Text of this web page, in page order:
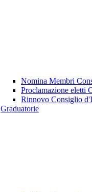
Nomina Membri
Proclamazione eletti
Rinnovo Consiglio
Graduatorie